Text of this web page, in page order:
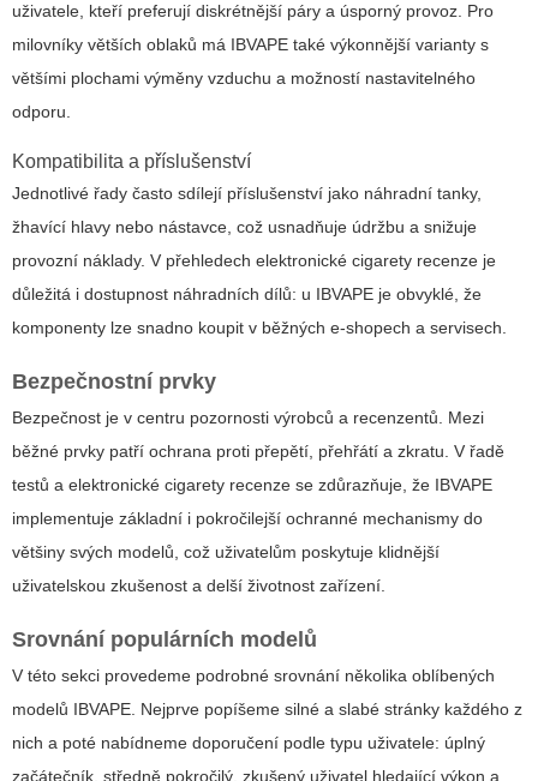
uživatele, kteří preferují diskrétnější páry a úsporný provoz. Pro
milovníky větších oblaků má IBVAPE také výkonnější varianty s
většími plochami výměny vzduchu a možností nastavitelného
odporu.
Kompatibilita a příslušenství
Jednotlivé řady často sdílejí příslušenství jako náhradní tanky,
žhavící hlavy nebo nástavce, což usnadňuje údržbu a snižuje
provozní náklady. V přehledech elektronické cigarety recenze je
důležitá i dostupnost náhradních dílů: u IBVAPE je obvyklé, že
komponenty lze snadno koupit v běžných e-shopech a servisech.
Bezpečnostní prvky
Bezpečnost je v centru pozornosti výrobců a recenzentů. Mezi
běžné prvky patří ochrana proti přepětí, přehřátí a zkratu. V řadě
testů a elektronické cigarety recenze se zdůrazňuje, že IBVAPE
implementuje základní i pokročilejší ochranné mechanismy do
většiny svých modelů, což uživatelům poskytuje klidnější
uživatelskou zkušenost a delší životnost zařízení.
Srovnání populárních modelů
V této sekci provedeme podrobné srovnání několika oblíbených
modelů IBVAPE. Nejprve popíšeme silné a slabé stránky každého z
nich a poté nabídneme doporučení podle typu uživatele: úplný
začátečník, středně pokročilý, zkušený uživatel hledající výkon a